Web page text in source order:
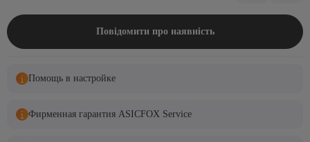
Повідомити про наявність
Помощь в настройке
Фирменная гарантия ASICFOX Service